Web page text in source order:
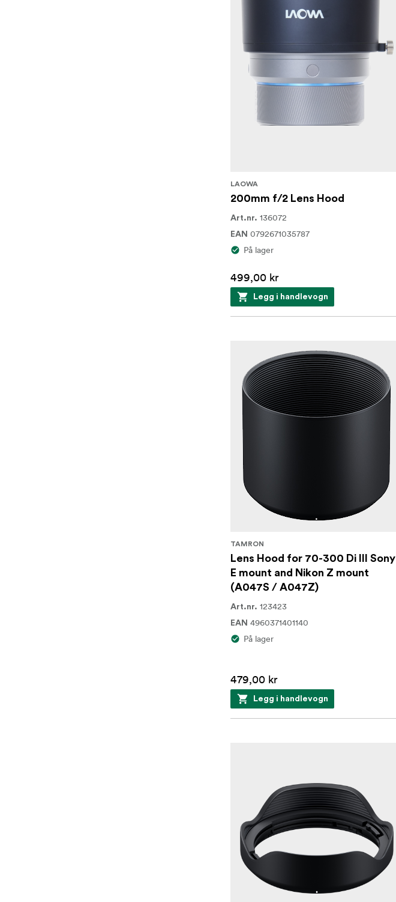
LAOWA
200mm f/2 Lens Hood
Art.nr. 136072
EAN 0792671035787
På lager
499,00 kr
Legg i handlevogn
TAMRON
Lens Hood for 70-300 Di III Sony
E mount and Nikon Z mount
(A047S / A047Z)
Art.nr. 123423
EAN 4960371401140
På lager
479,00 kr
Legg i handlevogn